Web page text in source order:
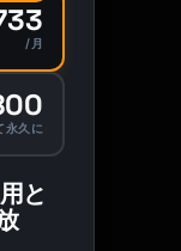
/月
永久に
と